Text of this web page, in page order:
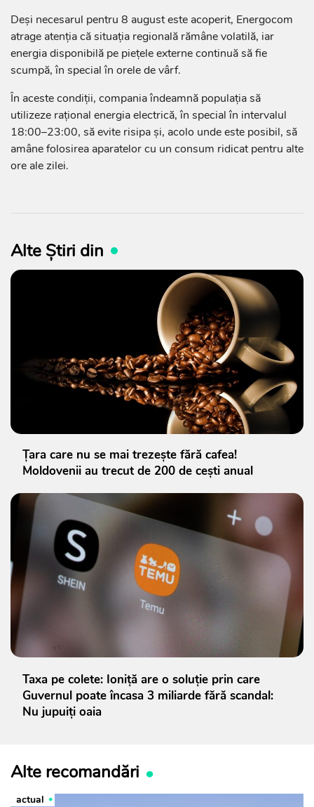
Deși necesarul pentru 8 august este acoperit, Energocom
atrage atenția că situația regională rămâne volatilă, iar
energia disponibilă pe piețele externe continuă să fie
scumpă, în special în orele de vârf.
În aceste condiții, compania îndeamnă populația să
utilizeze rațional energia electrică, în special în intervalul
18:00–23:00, să evite risipa și, acolo unde este posibil, să
amâne folosirea aparatelor cu un consum ridicat pentru alte
ore ale zilei.
Alte Știri din
Țara care nu se mai trezește fără cafea!
Moldovenii au trecut de 200 de cești anual
Taxa pe colete: Ioniță are o soluție prin care
Guvernul poate încasa 3 miliarde fără scandal:
Nu jupuiți oaia
Alte recomandări
actual